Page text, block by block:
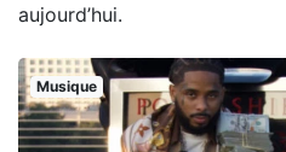
aujourd’hui.
Musique